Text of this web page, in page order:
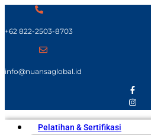
+62 822-2503-8703
info@nuansaglobal.id
Pelatihan & Sertifikasi